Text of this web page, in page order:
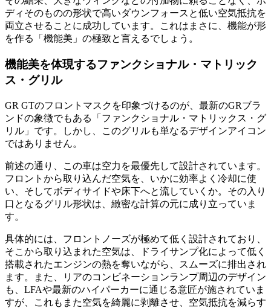
ディそのものの形状で高いダウンフォースと低い空気抵抗を
両立させることに成功しています。これはまさに、機能が形
を作る「機能美」の極致と言えるでしょう。
機能美を体現するファンクショナル・マトリック
ス・グリル
GR GTのフロントマスクを印象づけるのが、最新のGRブラ
ンドの象徴でもある「ファンクショナル・マトリックス・グ
リル」です。しかし、このグリルも単なるデザインアイコン
ではありません。
前述の通り、この車は空力を最優先して設計されています。
フロントから取り込んだ空気を、いかに効率よく冷却に使
い、そしてボディサイドや床下へと流していくか。その入り
口となるグリル形状は、緻密な計算の元に成り立っていま
す。
具体的には、フロントノーズが極めて低く設計されており、
そこから取り込まれた空気は、ドライサンプ化によって低く
搭載されたエンジンの熱を奪いながら、スムーズに排出され
ます。また、リアのコンビネーションランプ周辺のデザイン
も、LFAや最新のハイパーカーに通じる意匠が施されていま
すが、これもまた空気を綺麗に剥離させ、空気抵抗を減らす